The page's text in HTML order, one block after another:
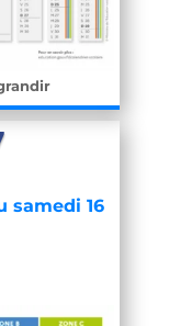
samedi 16